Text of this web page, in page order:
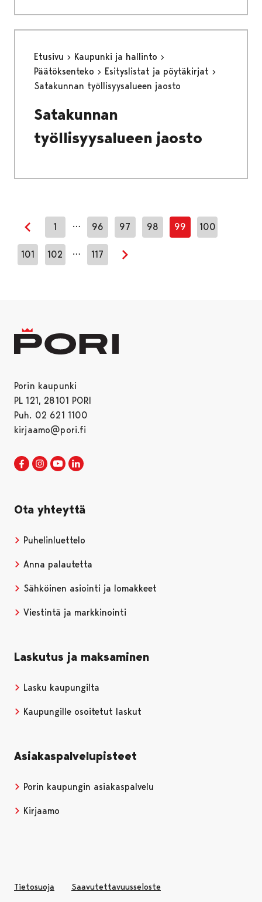
Etusivu
Kaupunki ja hallinto
Päätöksenteko
Esityslistat ja pöytäkirjat
Satakunnan työllisyysalueen jaosto
Satakunnan
työllisyysalueen jaosto
Edellinen sivu
1 … 96 97 98 99 100
101 102 … 117
Seuraava sivu
Porin kaupunki
PL 121, 28101 PORI
Puh. 02 621 1100
kirjaamo@pori.fi
Porin kaupunki Facebookissa
Avautuu uudessa välilehdessä
Porin kaupunki Instagramissa
Avautuu uudessa välilehdessä
Porin kaupunki Youtubessa
Avautuu uudessa välilehdessä
Ota yhteyttä
Puhelinluettelo
Anna palautetta
Sähköinen asiointi ja lomakkeet
Viestintä ja markkinointi
Laskutus ja maksaminen
Lasku kaupungilta
Kaupungille osoitetut laskut
Asiakaspalvelupisteet
Porin kaupungin asiakaspalvelu
Kirjaamo
Tietosuoja Saavutettavuusseloste